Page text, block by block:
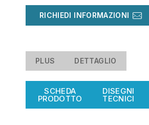
RICHIEDI INFORMAZIONI
PLUS DETTAGLIO
SCHEDA
PRODOTTO
DISEGNI
TECNICI